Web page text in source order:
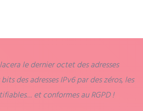
le dernier octet des adresses
des adresses IPv6 par des zéros, les
et conformes au RGPD !